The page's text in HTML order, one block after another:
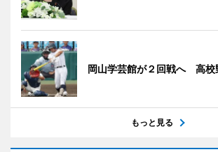
岡山学芸館が２回戦へ 高校
もっと見る